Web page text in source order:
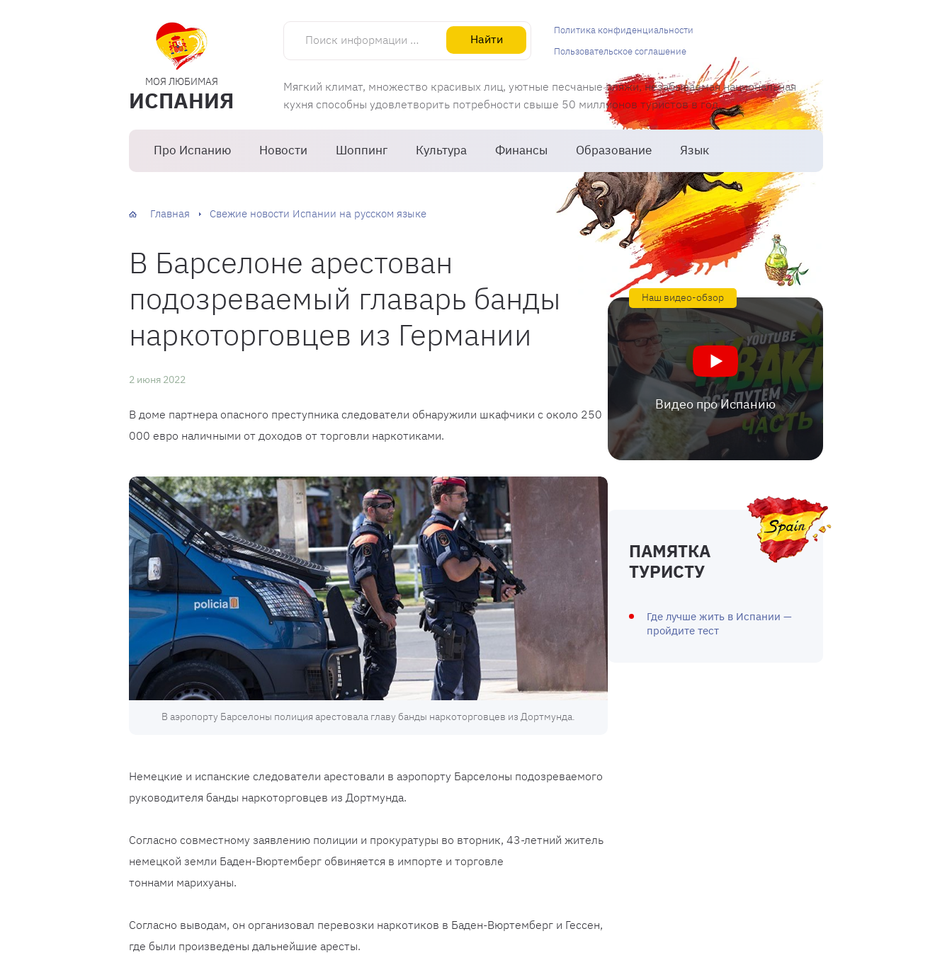
МОЯ ЛЮБИМАЯ
ИСПАНИЯ
Поиск информации об Испании
Найти
Мягкий климат, множество красивых лиц, уютные песчаные пляжи, незабываемая национальная
кухня способны удовлетворить потребности свыше 50 миллионов туристов в год.
Про Испанию Новости Шоппинг Культура Финансы Образование Язык
Политика конфиденциальности
Пользовательское соглашение
Главная Свежие новости Испании на русском языке
В Барселоне арестован
подозреваемый главарь банды
наркоторговцев из Германии
2 июня 2022
В доме партнера опасного преступника следователи обнаружили шкафчики с около 250
000 евро наличными от доходов от торговли наркотиками.
В аэропорту Барселоны полиция арестовала главу банды наркоторговцев из Дортмунда.
Немецкие и испанские следователи арестовали в аэропорту Барселоны подозреваемого
руководителя банды наркоторговцев из Дортмунда.
Согласно совместному заявлению полиции и прокуратуры во вторник, 43-летний житель
немецкой земли Баден-Вюртемберг обвиняется в импорте и торговле
тоннами марихуаны.
Согласно выводам, он организовал перевозки наркотиков в Баден-Вюртемберг и Гессен,
где были произведены дальнейшие аресты.
Наш видео-обзор
Видео про Испанию
ПАМЯТКА
ТУРИСТУ
Где лучше жить в Испании —
пройдите тест